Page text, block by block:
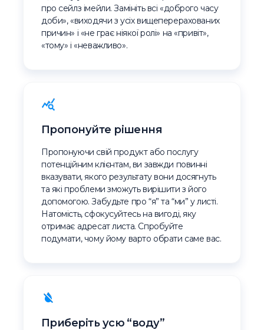
про сейлз імейли. Замініть всі «доброго часу
доби», «виходячи з усіх вищеперерахованих
причин» і «не грає ніякої ролі» на «привіт»,
«тому» і «неважливо».
Пропонуйте рішення
Пропонуючи свій продукт або послугу
потенційним клієнтам, ви завжди повинні
вказувати, якого результату вони досягнуть
та які проблеми зможуть вирішити з його
допомогою. Забудьте про “я” та “ми” у листі.
Натомість, сфокусуйтесь на вигоді, яку
отримає адресат листа. Спробуйте
подумати, чому йому варто обрати саме вас.
Приберіть усю “воду”